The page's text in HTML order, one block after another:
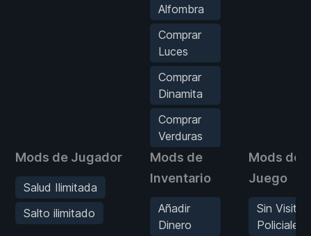
Alfombra
Comprar
Luces
Comprar
Dinamita
Comprar
Verduras
Mods de Jugador
Salud Ilimitada
Salto ilimitado
Mods de
Inventario
Añadir
Dinero
Mods de
Juego
Sin Visitas
Policiales